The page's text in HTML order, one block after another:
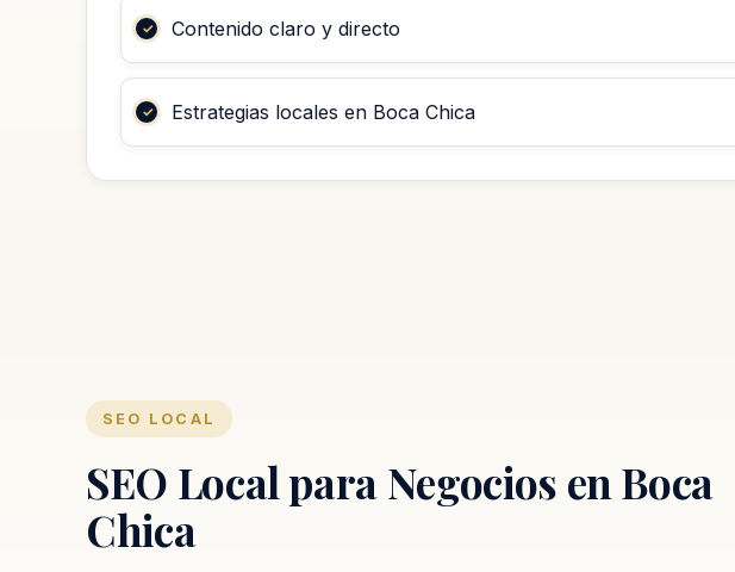
Contenido claro y directo
Estrategias locales en Boca Chica
SEO LOCAL
SEO Local para Negocios en Boca
Chica